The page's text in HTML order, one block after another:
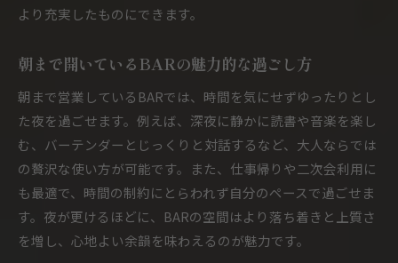
BARで感じる特別な夜の余韻と満足感
BAR選びに役立つ空間のこだわりポイント
広島市で朝まで開いているBARの選び方
BAR選びで重視したい営業時間と雰囲気
朝まで楽しめる広島市BARの探し方ガイド
BAR利用者が語る実践的な選び方ポイント
BARで失敗しないためのチェックリスト
より充実したものにできます。
朝まで開いているBARの魅力的な過ごし方
朝まで営業しているBARでは、時間を気にせずゆったりとし
た夜を過ごせます。例えば、深夜に静かに読書や音楽を楽し
む、バーテンダーとじっくりと対話するなど、大人ならでは
の贅沢な使い方が可能です。また、仕事帰りや二次会利用に
も最適で、時間の制約にとらわれず自分のペースで過ごせま
す。夜が更けるほどに、BARの空間はより落ち着きと上質さ
を増し、心地よい余韻を味わえるのが魅力です。